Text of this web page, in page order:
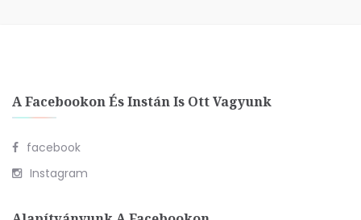
A Facebookon És Instán Is Ott Vagyunk
facebook
Instagram